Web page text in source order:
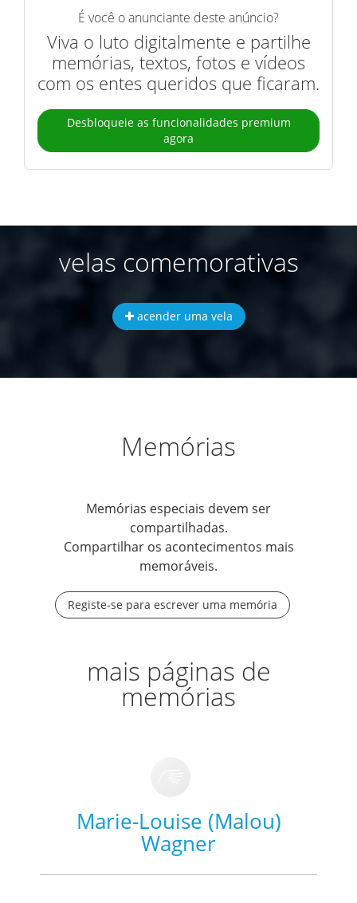
É você o anunciante deste anúncio?
Viva o luto digitalmente e partilhe
memórias, textos, fotos e vídeos
com os entes queridos que ficaram.
Desbloqueie as funcionalidades premium
agora
velas comemorativas
acender uma vela
Memórias
Memórias especiais devem ser
compartilhadas.
Compartilhar os acontecimentos mais
memoráveis.
Registe-se para escrever uma memória
mais páginas de
memórias
Marie-Louise (Malou)
Wagner